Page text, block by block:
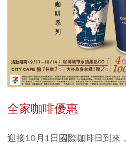
全家咖啡優惠
迎接10月1日國際咖啡日到來